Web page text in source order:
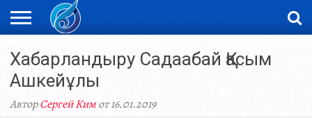
ЖАҢАЛЫҚТАР
НОВОСТИ
ВИДЕО
ФОТОРЕПОРТАЖИ
ОРКЕН
LIVETV
Хабарландыру Садаабай Қасым
Ашкейұлы
АвторСергей Кимот 16.01.2019